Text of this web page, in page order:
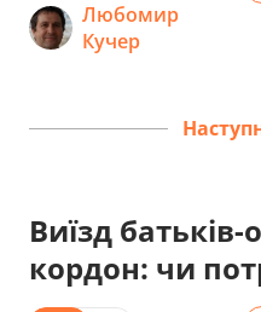
Любомир
Кучер
Виїзд батьків-
кордон: чи